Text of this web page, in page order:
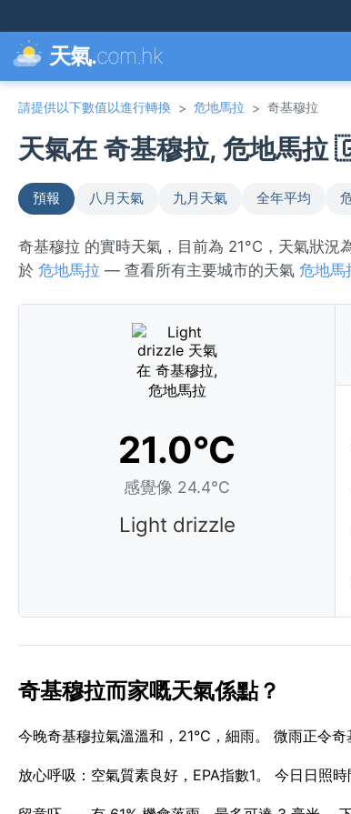
天氣.com.hk
請提供以下數值以進行轉換 > 危地馬拉 > 奇基穆拉
天氣在 奇基穆拉, 危地馬
預報 八月天氣 九月天氣 全年平均
奇基穆拉 的實時天氣，目前為 21°C，天氣狀
於 危地馬拉 — 查看所有主要城市的天氣 危地馬
21.0°C
感覺像 24.4°C
Light drizzle
奇基穆拉而家嘅天氣係點？
今晚奇基穆拉氣溫溫和，21°C，細雨。 微雨正令
放心呼吸：空氣質素良好，EPA指數1。 今日日